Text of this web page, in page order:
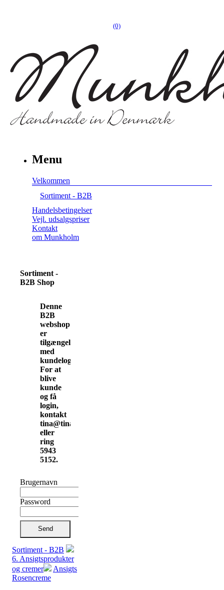
(0)
Menu
Velkommen
Sortiment - B2B
Handelsbetingelser
Vejl. udsalgspriser
Kontakt
om Munkholm
Sortiment -
B2B Shop
Denne
B2B
webshop
er
tilgængelig
med
kundelogin.
For at
blive
kunde
og få
login,
kontakt
tina@tinamunkholm.dk
eller
ring
5943
5152.
Brugernavn
Password
Send
Sortiment - B2B
6. Ansigtsprodukter
og cremer
Ansigts
Rosencreme